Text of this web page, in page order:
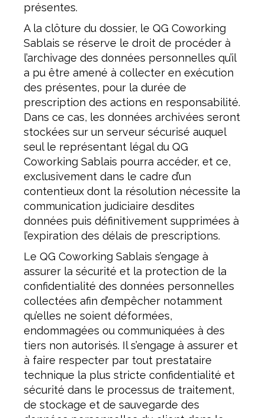
présentes.
A la clôture du dossier, le QG Coworking
Sablais se réserve le droit de procéder à
l’archivage des données personnelles qu’il
a pu être amené à collecter en exécution
des présentes, pour la durée de
prescription des actions en responsabilité.
Dans ce cas, les données archivées seront
stockées sur un serveur sécurisé auquel
seul le représentant légal du QG
Coworking Sablais pourra accéder, et ce,
exclusivement dans le cadre d’un
contentieux dont la résolution nécessite la
communication judiciaire desdites
données puis définitivement supprimées à
l’expiration des délais de prescriptions.
Le QG Coworking Sablais s’engage à
assurer la sécurité et la protection de la
confidentialité des données personnelles
collectées afin d’empêcher notamment
qu’elles ne soient déformées,
endommagées ou communiquées à des
tiers non autorisés. Il s’engage à assurer et
à faire respecter par tout prestataire
technique la plus stricte confidentialité et
sécurité dans le processus de traitement,
de stockage et de sauvegarde des